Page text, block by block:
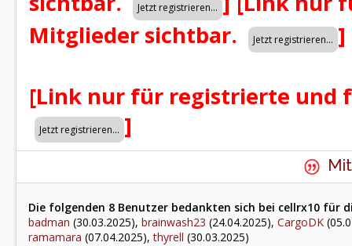
Mitglieder sichtbar.
]
[Link nur für registrierte und
]
Die folgenden 8 Benutzer bedankten sich bei cellrx10 für
badman (30.03.2025), brainwash23 (24.04.2025), CargoDK
ramamara (07.04.2025),thyrell (30.03.2025)